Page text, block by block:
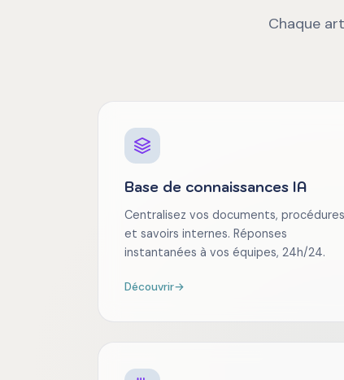
Chaque
Base de connaissances IA
Centralisez vos documents, procédures
et savoirs internes. Réponses
instantanées à vos équipes, 24h/24.
Découvrir→